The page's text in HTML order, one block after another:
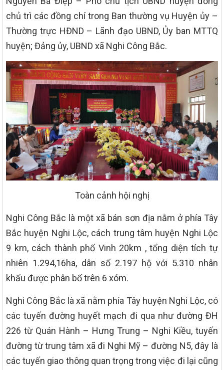
chủ trì các đồng chí trong Ban thường vụ Huyện ủy –
Thường trực HĐND – Lãnh đạo UBND, Ủy ban MTTQ
huyện; Đảng ủy, UBND xã Nghi Công Bắc.
Toàn cảnh hội nghị
Nghi Công Bắc là một xã bán sơn địa nằm ở phía Tây
Bắc huyện Nghi Lộc, cách trung tâm huyện Nghi Lộc
9 km, cách thành phố Vinh 20km , tổng diện tích tự
nhiên 1.294,16ha, dân số 2.197 hộ với 5.310 nhân
khẩu được phân bố trên 6 xóm.
Nghi Công Bắc là xã nằm phía Tây huyện Nghi Lộc, có
các tuyến đường huyết mạch đi qua như đường ĐH
226 từ Quán Hành – Hưng Trung – Nghi Kiều, tuyến
đường từ trung tâm xã đi Nghi Mỹ – đường N5, đây là
các tuyến giao thông quan trọng trong việc đi lại cũng